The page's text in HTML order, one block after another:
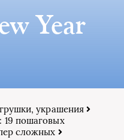
Year
украшения
19 пошаговых
сложных